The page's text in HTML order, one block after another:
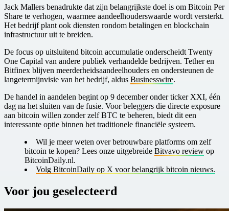
Jack Mallers benadrukte dat zijn belangrijkste doel is om Bitcoin Per
Share te verhogen, waarmee aandeelhouderswaarde wordt versterkt.
Het bedrijf plant ook diensten rondom betalingen en blockchain
infrastructuur uit te breiden.
De focus op uitsluitend bitcoin accumulatie onderscheidt Twenty
One Capital van andere publiek verhandelde bedrijven. Tether en
Bitfinex blijven meerderheidsaandeelhouders en ondersteunen de
langetermijnvisie van het bedrijf, aldus Businesswire.
De handel in aandelen begint op 9 december onder ticker XXI, één
dag na het sluiten van de fusie. Voor beleggers die directe exposure
aan bitcoin willen zonder zelf BTC te beheren, biedt dit een
interessante optie binnen het traditionele financiële systeem.
Wil je meer weten over betrouwbare platforms om zelf
bitcoin te kopen? Lees onze uitgebreide Bitvavo review op
BitcoinDaily.nl.
Volg BitcoinDaily op X voor belangrijk bitcoin nieuws.
Voor jou geselecteerd